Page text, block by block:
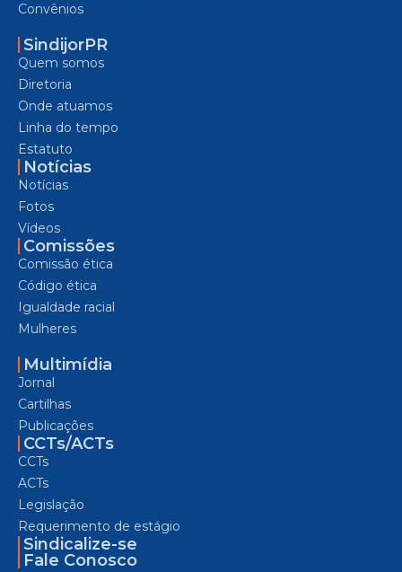
Convênios
SindijorPR
Quem somos
Diretoria
Onde atuamos
Linha do tempo
Estatuto
Notícias
Notícias
Fotos
Vídeos
Comissões
Comissão ética
Código ética
Igualdade racial
Mulheres
Multimídia
Jornal
Cartilhas
Publicações
CCTs/ACTs
CCTs
ACTs
Legislação
Requerimento de estágio
Sindicalize-se
Fale Conosco